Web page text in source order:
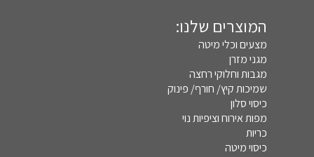
המוצרים שלנו:
מצעים וכלי מיטה
מגני מזרן
מגבות וחלוקי רחצה
שמיכות קיץ/ חורף/ פינוק
כיסוי סלון
מפות אירוח וציפיות נוי
כריות
כיסוי מיטה